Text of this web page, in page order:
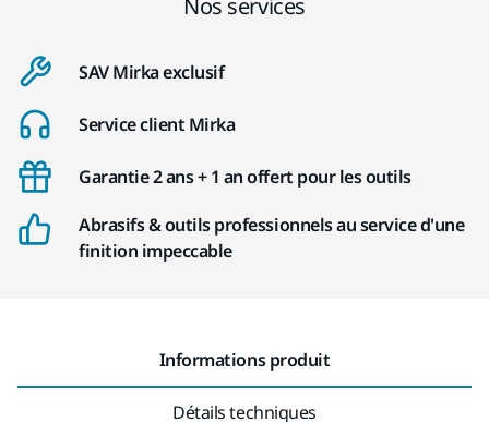
SAV Mirka exclusif
Service client Mirka
Garantie 2 ans + 1 an offert pour les outils
Abrasifs & outils professionnels au service d'une
finition impeccable
Informations produit
Détails techniques